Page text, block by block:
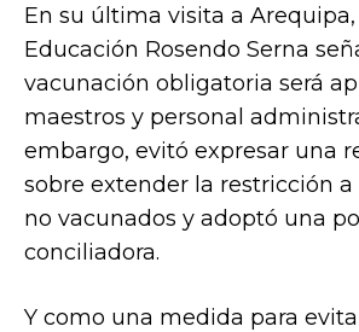
En su última visita a
Educación Rosendo Serna
vacunación obligatoria será
maestros y personal
embargo, evitó expresar una
sobre extender la restricción
no vacunados y adoptó una
conciliadora.
Y como una medida para